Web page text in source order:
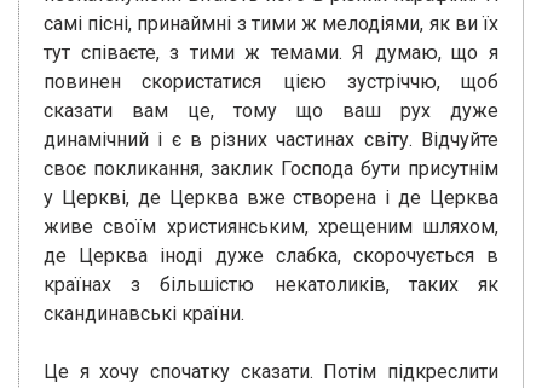
самі пісні, принаймні з тими ж мелодіями, як ви їх
тут співаєте, з тими ж темами. Я думаю, що я
повинен скористатися цією зустріччю, щоб
сказати вам це, тому що ваш рух дуже
динамічний і є в різних частинах світу. Відчуйте
своє покликання, заклик Господа бути присутнім
у Церкві, де Церква вже створена і де Церква
живе своїм християнським, хрещеним шляхом,
де Церква іноді дуже слабка, скорочується в
країнах з більшістю некатоликів, таких як
скандинавські країни.
Це я хочу спочатку сказати. Потім підкреслити